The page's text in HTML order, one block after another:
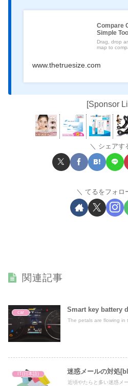
Compare
Simple
Drag, drop
map to
www.thetruesize.com
[Sponsor
シェアす
てるをフォロ
関連記事
car Smart key battery
The petals are flowing in
IT(日本語) 迷惑メールの対処
近頃やたらと多い迷惑メ